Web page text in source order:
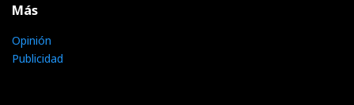
Más
Opinión
Publicidad